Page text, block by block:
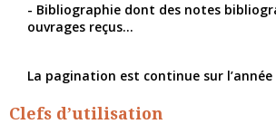
- Bibliographie dont des notes
ouvrages reçus...
La pagination est continue sur
Clefs d’utilisation